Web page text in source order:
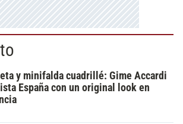
y minifalda cuadrillé: Gime Accardi
España con un original look en